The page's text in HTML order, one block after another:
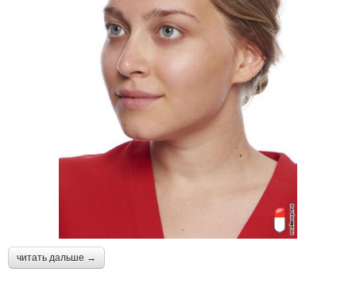
читать дальше →